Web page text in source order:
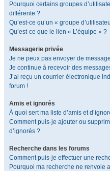
Pourquoi certains groupes
différente ?
Qu’est-ce qu’un « groupe
Qu’est-ce que le lien « L’équipe » ?
Messagerie privée
Je ne peux pas envoyer de
Je continue à recevoir des
J’ai reçu un courrier électronique
forum !
Amis et ignorés
À quoi sert ma liste d’amis et
Comment puis-je ajouter ou
d’ignorés ?
Recherche dans les forums
Comment puis-je effectuer une
Pourquoi ma recherche ne renvoie